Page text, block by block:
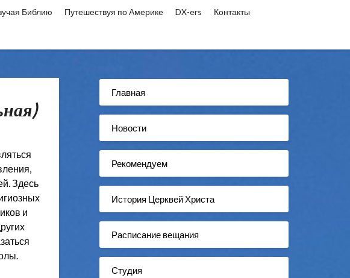
Библию Путешествуя по Америке DX-ers Контакты
Здесь
и
Главная
Новости
Рекомендуем
История Церквей Христа
Расписание вещания
Студия